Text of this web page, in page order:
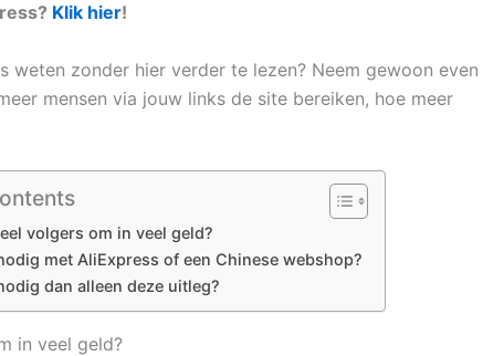
Klik hier!
weten zonder hier verder te lezen? Neem gewoon even
mensen via jouw links de site bereiken, hoe meer
volgers om in veel geld?
met AliExpress of een Chinese webshop?
dan alleen deze uitleg?
in veel geld?